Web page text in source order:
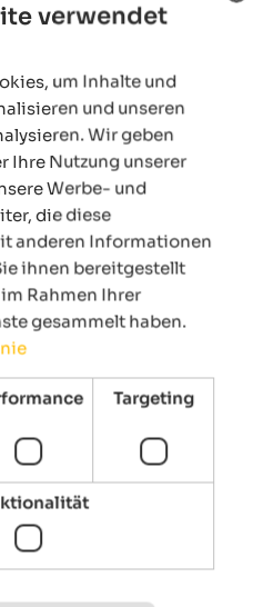
GERMAN
verwendet
um Inhalte und
und unseren
Wir geben
Ihre Nutzung unserer
Werbe- und
die diese
anderen Informationen
ihnen bereitgestellt
Rahmen Ihrer
gesammelt haben.
Targeting